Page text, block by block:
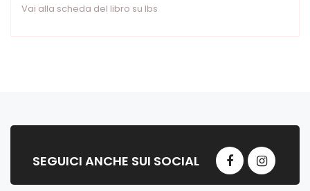
Vai alla scheda del libro su Ibs
SEGUICI ANCHE SUI SOCIAL